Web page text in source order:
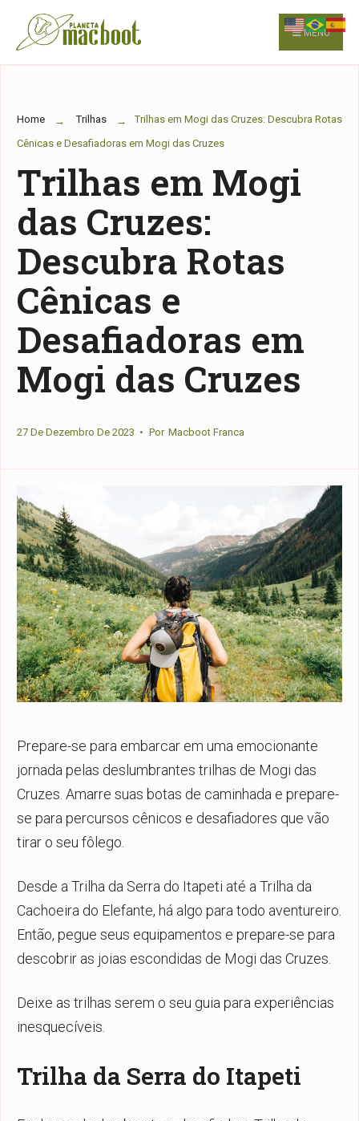
Skip
to
MENU
Home Trilhas
Trilhas em Mogi das Cruzes: Descubra Rotas
Cênicas e Desafiadoras em Mogi das Cruzes
Trilhas em Mogi
das Cruzes:
Descubra Rotas
Cênicas e
Desafiadoras em
Mogi das Cruzes
27 De Dezembro De 2023 • Por Macboot Franca
Prepare-se para embarcar em uma emocionante
jornada pelas deslumbrantes trilhas de Mogi das
Cruzes. Amarre suas botas de caminhada e prepare-
se para percursos cênicos e desafiadores que vão
tirar o seu fôlego.
Desde a Trilha da Serra do Itapeti até a Trilha da
Cachoeira do Elefante, há algo para todo aventureiro.
Então, pegue seus equipamentos e prepare-se para
descobrir as joias escondidas de Mogi das Cruzes.
Deixe as trilhas serem o seu guia para experiências
inesquecíveis.
Trilha da Serra do Itapeti